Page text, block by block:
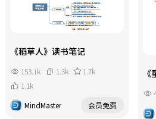
《稻草人》读书笔记
153.1k 1.3k
1.7k
1.1k
MindMaster
会员免费